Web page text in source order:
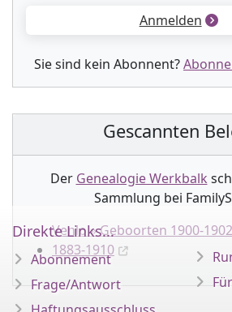
Anmelden
Sie sind kein Abonnent?
Gescannten
Der Genealogie Werkbalk
Sammlung bei
Venlo » Geboorten 1900-
1883-1910
Direkte Links...
Abonnement
Frage/Antwort